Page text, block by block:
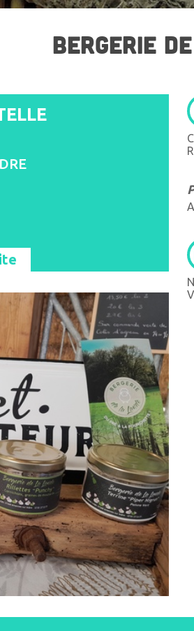
BERGERIE